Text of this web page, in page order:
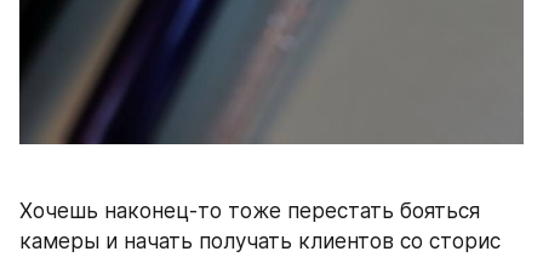
Хочешь наконец-то тоже перестать бояться
камеры и начать получать клиентов со сторис